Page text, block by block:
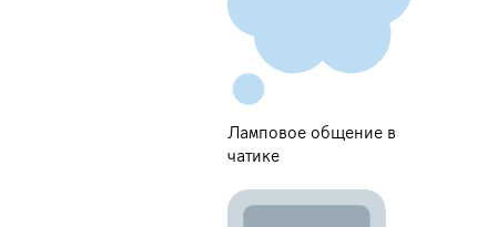
Ламповое общение в
чатике